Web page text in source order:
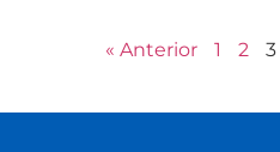
« Anterior 1 2 3